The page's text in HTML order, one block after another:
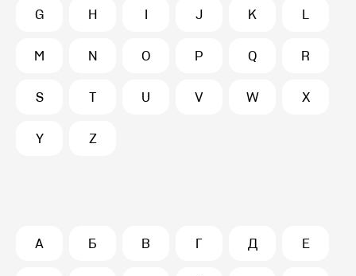
G H I J K L
M N O P Q R
S T U V W X
Y Z
А Б В Г Д Е